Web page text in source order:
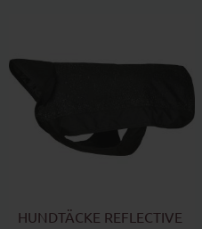
HUNDTÄCKE REFLECTIVE